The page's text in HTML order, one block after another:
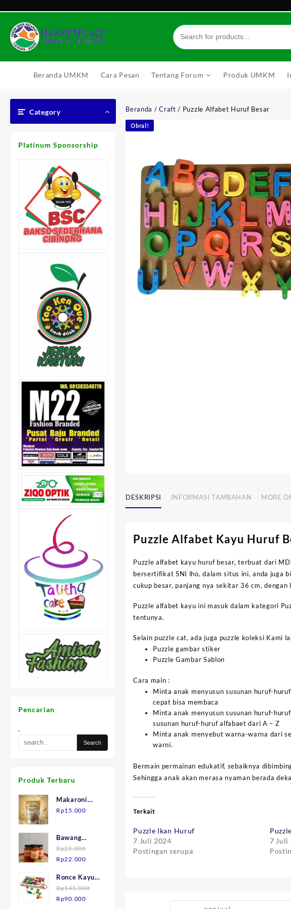
content
Beranda UMKM Cara Pesan Tentang Forum Produk UMKM
Category
Platinum Sponsorship
Pencarian
.
Produk Terbaru
Makaroni
Keju "Mak
Rp15.000
Bawang
Goreng asli
Brebes.
Rp25.000
Harga
adalah:
Rp25.000.
Rp22.000Harga
ini
adalah:
Rp22.000.
Ronce Kayu
isi 75
Rp145.000
Harga
Rp90.000Harga
Beranda /Craft / Puzzle Alfabet Huruf Besar
Obral!
DESKRIPSI INFORMASI TAMBAHAN MORE
Puzzle Alfabet Kayu Huruf
Puzzle alfabet kayu huruf besar, terbuat dari
bersertifikat SNI lho, dalam situs ini, anda juga
cukup besar, panjang nya sekitar 36 cm,
Puzzle alfabet kayu ini masuk dalam kategori
tentunya.
Selain puzzle cat, ada juga puzzle koleksi Kami
Puzzle gambar stiker
Puzzle Gambar Sablon
Cara main :
Minta anak menyusun susunan huruf-
cepat bisa membaca
Minta anak menyusun susunan huruf-
susunan huruf-huruf alfabaet dari A – Z
Minta anak menyebut warna-warna dari
warni.
Bermain permainan edukatif, sebaiknya
Sehingga anak akan merasa nyaman berada
Terkait
Puzzle Ikan Huruf
7 Juli 2024
Postingan serupa
7 Juli